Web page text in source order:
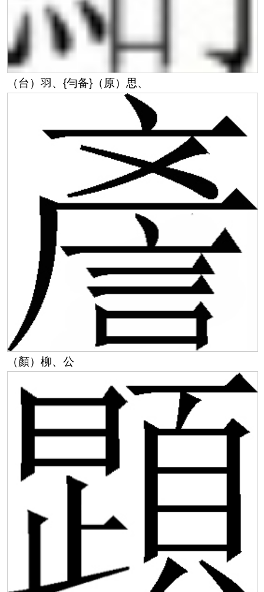
（台）羽、{勻备} （原）思、
（顏）柳、公